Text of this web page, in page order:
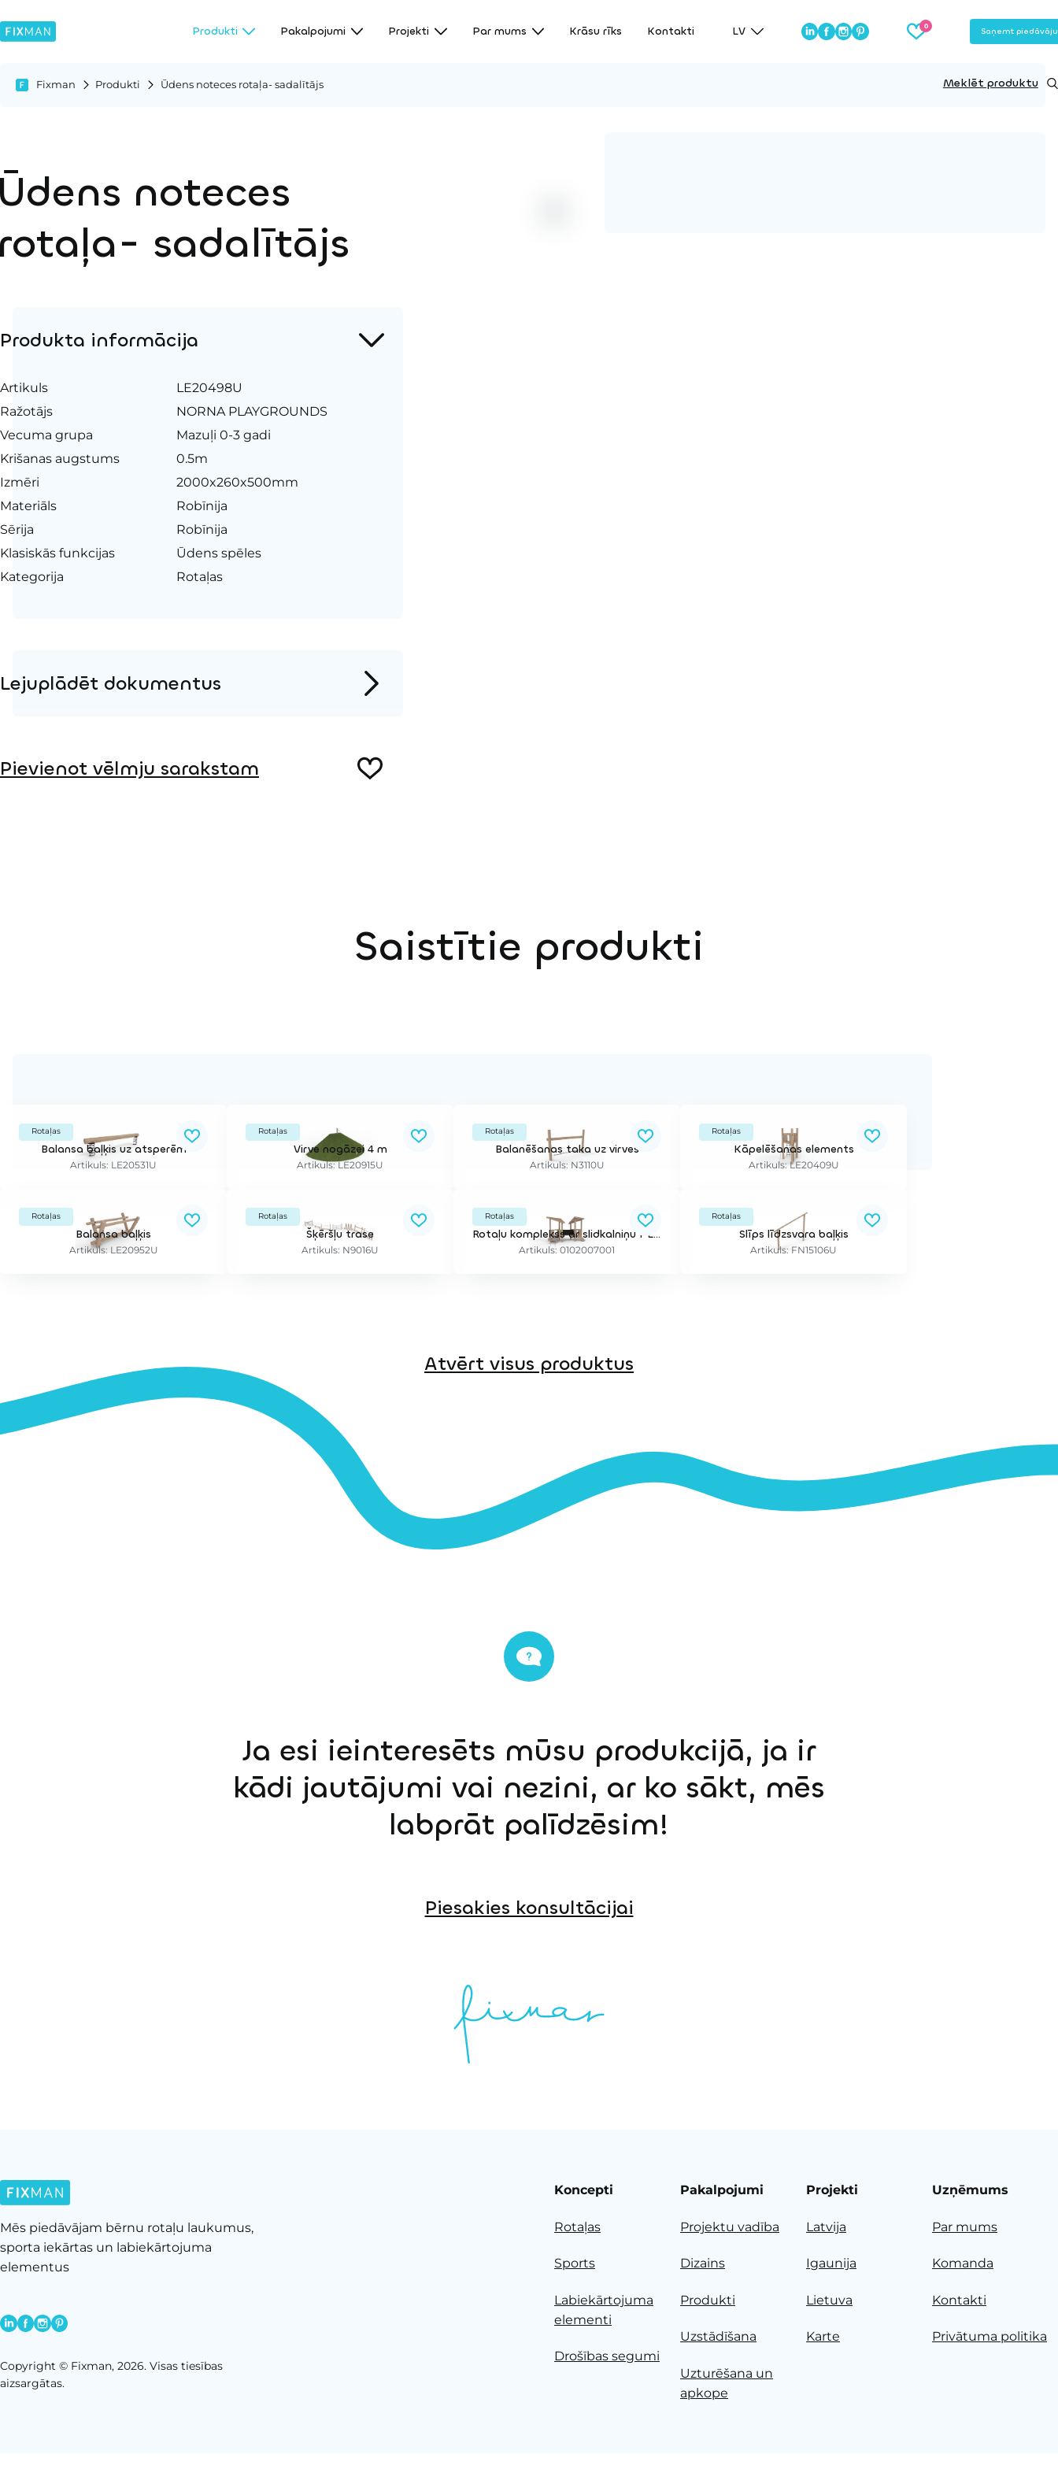
Produkti Pakalpojumi Projekti Par mums Krāsu rīks Kontakti LV Saņemt
Fixman Produkti Ūdens noteces rotaļa- sadalītājs Meklēt produktu
noteces
sadalītājs
Produkta informācija
Artikuls
LE20498U
Ražotājs
NORNA PLAYGROUNDS
Vecuma grupa
Mazuļi 0-3 gadi
Krišanas augstums
0.5m
Izmēri
2000x260x500mm
Materiāls
Robīnija
Sērija
Robīnija
Klasiskās funkcijas
Ūdens spēles
Kategorija
Rotaļas
Lejuplādēt dokumentus
Pievienot vēlmju sarakstam
Saistītie produkti
Rotaļas
Balansa baļķis uz atsperēm
Artikuls: LE20531U
Rotaļas
Virve nogāzei 4 m
Artikuls: LE20915U
Rotaļas
Balanēšanas taka uz virves
Artikuls: N3110U
Rotaļas
Kāpelēšanas elements
Artikuls: LE20409U
Rotaļas
Balansa baļķis
Artikuls: LE20952U
Rotaļas
Šķēršļu trase
Artikuls: N9016U
Rotaļas
Rotaļu komplekss ar slidkalniņu PLATY TRI 600 DUO RO
Artikuls: 0102007001
Rotaļas
Slīps līdzsvara baļķis
Artikuls: FN15106U
Atvērt visus produktus
Ja esi ieinteresēts mūsu produkcijā, ja ir
kādi jautājumi vai nezini, ar ko sākt, mēs
labprāt palīdzēsim!
Piesakies konsultācijai
Mēs piedāvājam bērnu rotaļu laukumus,
sporta iekārtas un labiekārtojuma
elementus
Copyright © Fixman, 2026. Visas tiesības
aizsargātas.
Koncepti
Rotaļas
Sports
Labiekārtojuma
elementi
Drošības segumi
Pakalpojumi
Projektu vadība
Dizains
Produkti
Uzstādīšana
Uzturēšana un
apkope
Projekti
Latvija
Igaunija
Lietuva
Karte
Uzņēmums
Par mums
Komanda
Kontakti
Privātuma politika